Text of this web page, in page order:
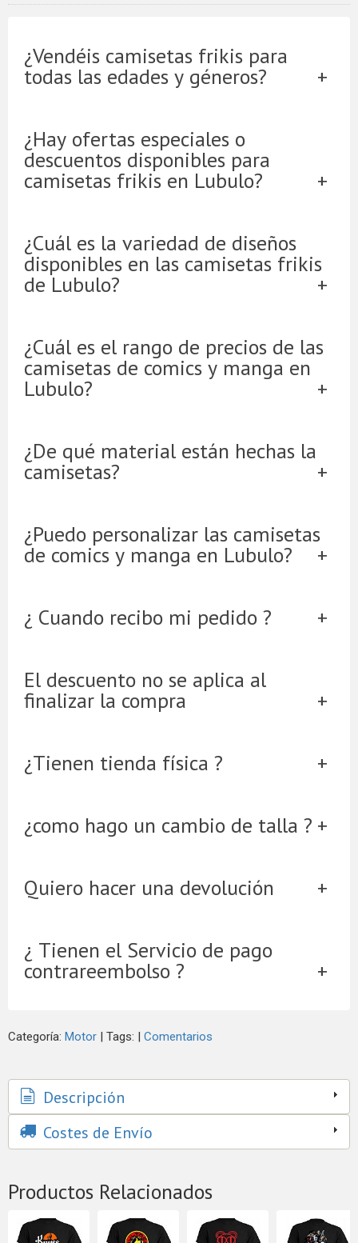
¿Vendéis camisetas frikis para
todas las edades y géneros?
¿Hay ofertas especiales o
descuentos disponibles para
camisetas frikis en Lubulo?
¿Cuál es la variedad de diseños
disponibles en las camisetas frikis
de Lubulo?
¿Cuál es el rango de precios de las
camisetas de comics y manga en
Lubulo?
¿De qué material están hechas la
camisetas?
¿Puedo personalizar las camisetas
de comics y manga en Lubulo?
¿ Cuando recibo mi pedido ?
El descuento no se aplica al
finalizar la compra
¿Tienen tienda física ?
¿como hago un cambio de talla ?
Quiero hacer una devolución
¿ Tienen el Servicio de pago
contrareembolso ?
Categoría: Motor | Tags: | Comentarios
Descripción
Costes de Envío
Productos Relacionados